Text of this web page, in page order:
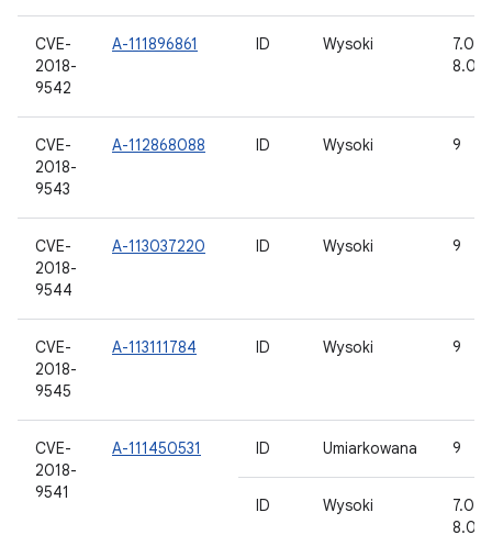
CVE-
2018-
9542
A-111896861 ID Wysoki
7.0,
8.0,
CVE-
2018-
9543
A-112868088 ID Wysoki 9
CVE-
2018-
9544
A-113037220 ID Wysoki 9
CVE-
2018-
9545
A-113111784 ID Wysoki 9
CVE-
2018-
9541
A-111450531 ID Umiarkowana 9
ID Wysoki
7.0,
8.0,